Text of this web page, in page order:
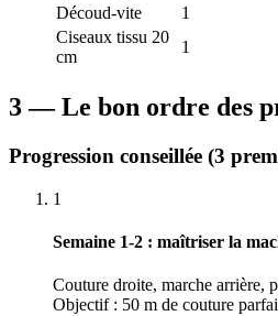
Découd-vite
1
Ciseaux tissu 20
cm
1
3 — Le bon ordre des
Progression conseillée (3
1
Semaine 1-2 : maîtriser la
Couture droite, marche arrière,
Objectif : 50 m de couture